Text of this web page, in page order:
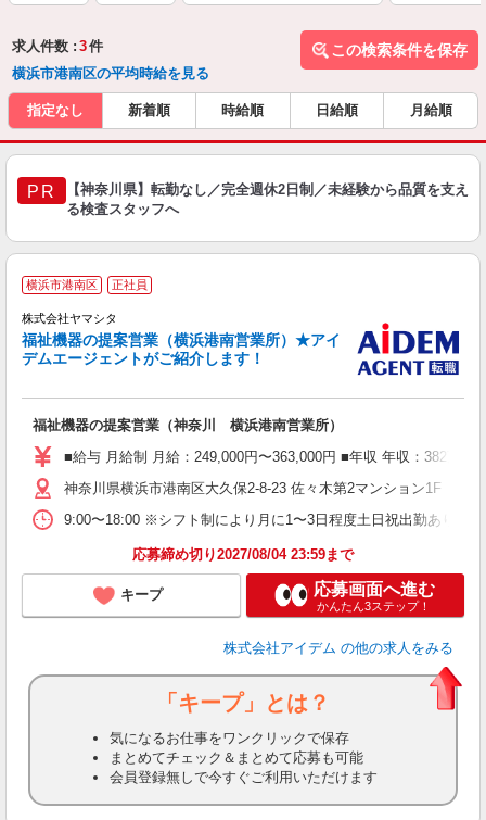
求人件数 : 3件
横浜市港南区の平均時給を見る
この検索条件を保存
指定なし 新着順 時給順 日給順 月給順
PR
【神奈川県】転勤なし／完全週休2日制／未経験から品質を支え
る検査スタッフへ
横浜市港南区 正社員
株式会社ヤマシタ
福祉機器の提案営業（横浜港南営業所）★アイ
デムエージェントがご紹介します！
福祉機器の提案営業（神奈川 横浜港南営業所）
■給与 月給制 月給：249,000円〜363,000円 ■年収 年収：382万
神奈川県横浜市港南区大久保2-8-23 佐々木第2マンション1F
9:00〜18:00 ※シフト制により月に1〜3日程度土日祝出勤あり
応募締め切り2027/08/04 23:59まで
キープ 応募画面へ進む
かんたん3ステップ！
株式会社アイデム の他の求人をみる
「キープ」とは？
気になるお仕事をワンクリックで保存
まとめてチェック＆まとめて応募も可能
会員登録無しで今すぐご利用いただけます